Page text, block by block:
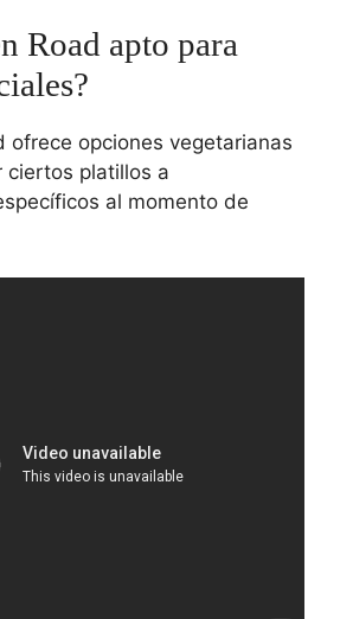
Road apto para
ofrece opciones vegetarianas
ciertos platillos a
al momento de